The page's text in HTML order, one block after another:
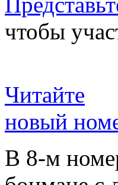
чтобы
Читайте
новый
В 8-м